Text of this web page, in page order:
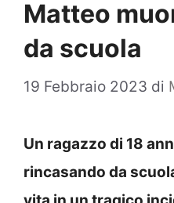
Matteo
da scuola
19 Febbraio 2023 di
Un ragazzo di 18
rincasando da